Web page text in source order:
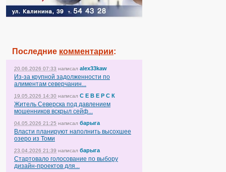
Последние комментарии:
20.06.2026 07:33 написал alex33kaw
Из-за крупной задолженности по
алиментам северчанин...
19.05.2026 14:30 написал С Е В Е Р С К
Житель Северска под давлением
мошенников вскрыл сейф...
04.05.2026 21:25 написал барыга
Власти планируют наполнить высохшее
озеро из Томи
23.04.2026 21:39 написал барыга
Стартовало голосование по выбору
дизайн-проектов для...